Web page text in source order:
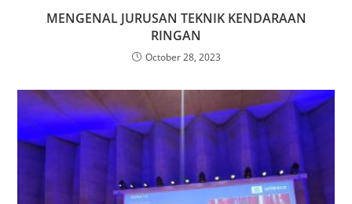
MENGENAL JURUSAN TEKNIK KENDARAAN
RINGAN
October 28, 2023